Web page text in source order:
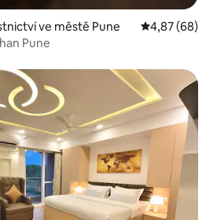
ve městě Pune Průměrné
4,87 (68)
Pune